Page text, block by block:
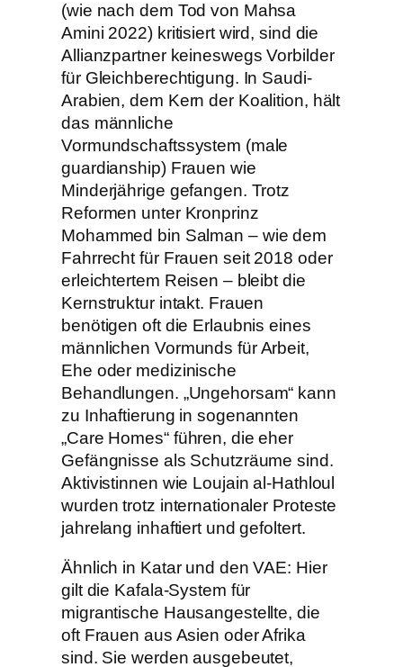
(wie nach dem Tod von Mahsa
Amini 2022) kritisiert wird, sind die
Allianzpartner keineswegs Vorbilder
für Gleichberechtigung. In Saudi-
Arabien, dem Kern der Koalition, hält
das männliche
Vormundschaftssystem (male
guardianship) Frauen wie
Minderjährige gefangen. Trotz
Reformen unter Kronprinz
Mohammed bin Salman – wie dem
Fahrrecht für Frauen seit 2018 oder
erleichtertem Reisen – bleibt die
Kernstruktur intakt. Frauen
benötigen oft die Erlaubnis eines
männlichen Vormunds für Arbeit,
Ehe oder medizinische
Behandlungen. „Ungehorsam“ kann
zu Inhaftierung in sogenannten
„Care Homes“ führen, die eher
Gefängnisse als Schutzräume sind.
Aktivistinnen wie Loujain al-Hathloul
wurden trotz internationaler Proteste
jahrelang inhaftiert und gefoltert.
Ähnlich in Katar und den VAE: Hier
gilt die Kafala-System für
migrantische Hausangestellte, die
oft Frauen aus Asien oder Afrika
sind. Sie werden ausgebeutet,